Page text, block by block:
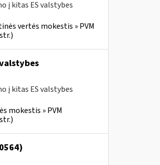
į kitas ES valstybes
vertės mokestis » PVM
į kitas ES valstybes
mokestis » PVM